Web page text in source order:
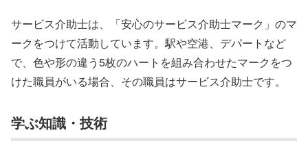
サービス介助士は、「安心のサービス介助士マーク」のマ
ークをつけて活動しています。駅や空港、デパートなど
で、色や形の違う5枚のハートを組み合わせたマークをつ
けた職員がいる場合、その職員はサービス介助士です。
学ぶ知識・技術